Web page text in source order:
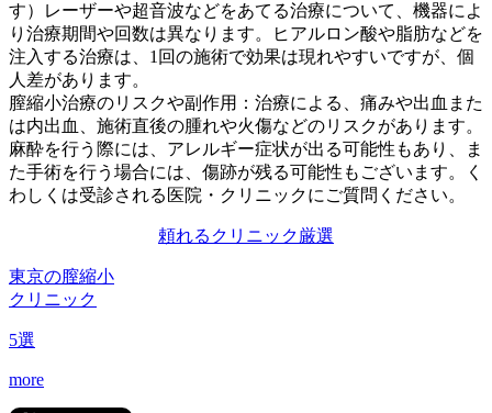
す）レーザーや超音波などをあてる治療について、機器によ
り治療期間や回数は異なります。ヒアルロン酸や脂肪などを
注入する治療は、1回の施術で効果は現れやすいですが、個
人差があります。
膣縮小治療のリスクや副作用：治療による、痛みや出血また
は内出血、施術直後の腫れや火傷などのリスクがあります。
麻酔を行う際には、アレルギー症状が出る可能性もあり、ま
た手術を行う場合には、傷跡が残る可能性もございます。く
わしくは受診される医院・クリニックにご質問ください。
頼れるクリニック厳選
東京の膣縮小
クリニック
5選
more